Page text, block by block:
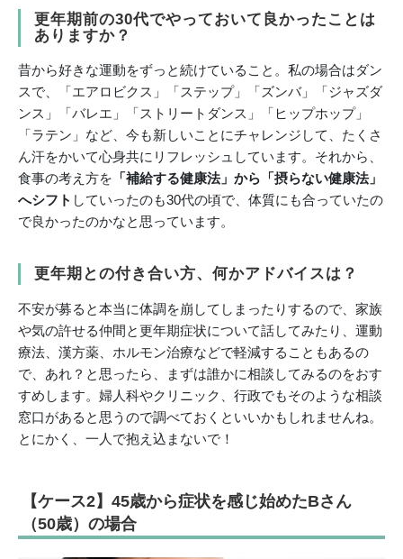
更年期前の30代でやっておいて良かったことは
ありますか？
昔から好きな運動をずっと続けていること。私の場合はダン
スで、「エアロビクス」「ステップ」「ズンバ」「ジャズダ
ンス」「バレエ」「ストリートダンス」「ヒップホップ」
「ラテン」など、今も新しいことにチャレンジして、たくさ
ん汗をかいて心身共にリフレッシュしています。それから、
食事の考え方を 「補給する健康法」から「摂らない健康法」
へシフト していったのも30代の頃で、体質にも合っていたの
で良かったのかなと思っています。
更年期との付き合い方、何かアドバイスは？
不安が募ると本当に体調を崩してしまったりするので、家族
や気の許せる仲間と更年期症状について話してみたり、運動
療法、漢方薬、ホルモン治療などで軽減することもあるの
で、あれ？と思ったら、まずは誰かに相談してみるのをおす
すめします。婦人科やクリニック、行政でもそのような相談
窓口があると思うので調べておくといいかもしれませんね。
とにかく、一人で抱え込まないで！
【ケース2】45歳から症状を感じ始めたBさん
（50歳）の場合